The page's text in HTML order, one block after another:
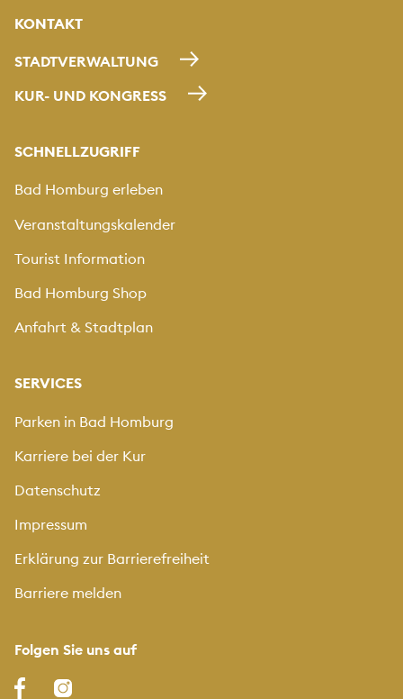
KONTAKT
STADTVERWALTUNG
KUR- UND KONGRESS
SCHNELLZUGRIFF
Bad Homburg erleben
Veranstaltungskalender
Tourist Information
Bad Homburg Shop
Anfahrt & Stadtplan
SERVICES
Parken in Bad Homburg
Karriere bei der Kur
Datenschutz
Impressum
Erklärung zur Barrierefreiheit
Barriere melden
Folgen Sie uns auf